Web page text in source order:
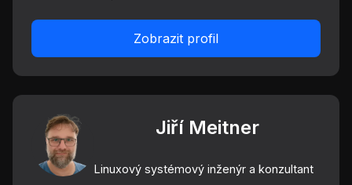
Zobrazit profil
Jiří Meitner
Linuxový systémový inženýr a konzultant